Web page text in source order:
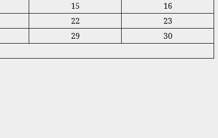
15
16
22
23
29
30